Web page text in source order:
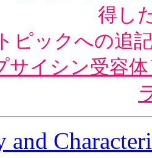
得し
ピックへの
サイシン受容
and